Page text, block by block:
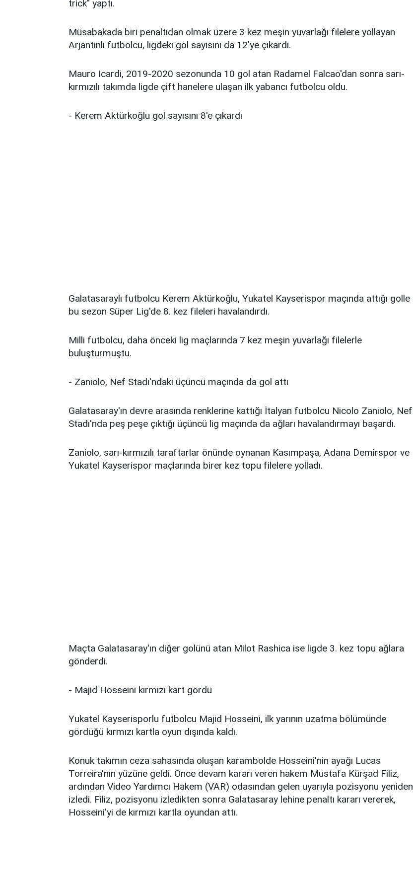
trick" yaptı.
Müsabakada biri penaltıdan olmak üzere 3 kez meşin yuvarlağı filelere yollayan
Arjantinli futbolcu, ligdeki gol sayısını da 12'ye çıkardı.
Mauro Icardi, 2019-2020 sezonunda 10 gol atan Radamel Falcao'dan sonra sarı-
kırmızılı takımda ligde çift hanelere ulaşan ilk yabancı futbolcu oldu.
- Kerem Aktürkoğlu gol sayısını 8'e çıkardı
Galatasaraylı futbolcu Kerem Aktürkoğlu, Yukatel Kayserispor maçında attığı golle
bu sezon Süper Lig'de 8. kez fileleri havalandırdı.
Milli futbolcu, daha önceki lig maçlarında 7 kez meşin yuvarlağı filelerle
buluşturmuştu.
- Zaniolo, Nef Stadı'ndaki üçüncü maçında da gol attı
Galatasaray'ın devre arasında renklerine kattığı İtalyan futbolcu Nicolo Zaniolo, Nef
Stadı'nda peş peşe çıktığı üçüncü lig maçında da ağları havalandırmayı başardı.
Zaniolo, sarı-kırmızılı taraftarlar önünde oynanan Kasımpaşa, Adana Demirspor ve
Yukatel Kayserispor maçlarında birer kez topu filelere yolladı.
Maçta Galatasaray'ın diğer golünü atan Milot Rashica ise ligde 3. kez topu ağlara
gönderdi.
- Majid Hosseini kırmızı kart gördü
Yukatel Kayserisporlu futbolcu Majid Hosseini, ilk yarının uzatma bölümünde
gördüğü kırmızı kartla oyun dışında kaldı.
Konuk takımın ceza sahasında oluşan karambolde Hosseini'nin ayağı Lucas
Torreira'nın yüzüne geldi. Önce devam kararı veren hakem Mustafa Kürşad Filiz,
ardından Video Yardımcı Hakem (VAR) odasından gelen uyarıyla pozisyonu yeniden
izledi. Filiz, pozisyonu izledikten sonra Galatasaray lehine penaltı kararı vererek,
Hosseini'yi de kırmızı kartla oyundan attı.